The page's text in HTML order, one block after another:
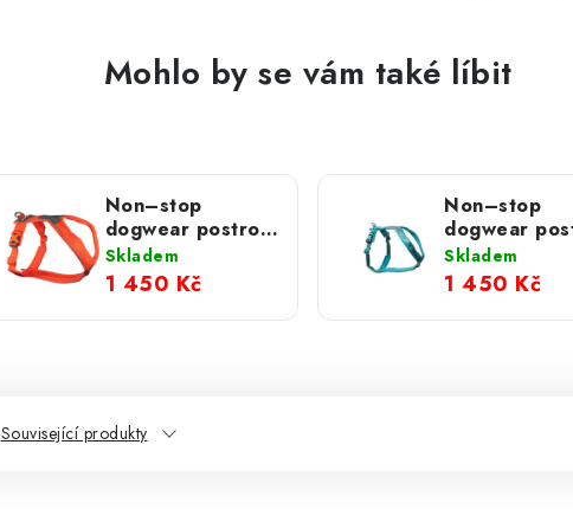
Mohlo by se vám také líbit
Non–stop
dogwear postroj
Line 5.0 oranžový
Skladem
1 450 Kč
Non–stop
dogwear
Line 5.0 teal
Skladem
1 450 Kč
Související produkty